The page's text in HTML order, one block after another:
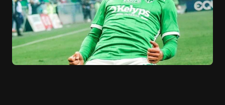
ხვიჩა კვარაცხელია („ნაპოლი“, იტალია), ბუდუ
ზივზივაძე („კარლსრუე“, გერმანია), გიორგი
მიქაუტაძე („ლიონი“, საფრანგეთი).